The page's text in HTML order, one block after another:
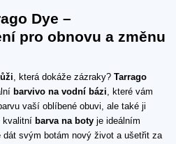
Dye –
pro obnovu a změnu
, která dokáže zázraky? Tarrago
barvivo na vodní bázi, které vám
vaší oblíbené obuvi, ale také ji
kvalitní barva na boty je ideálním
svým botám nový život a ušetřit za